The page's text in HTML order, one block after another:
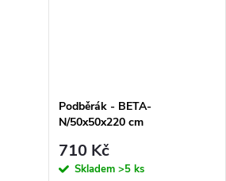
Podběrák - BETA-
N/50x50x220 cm
710 Kč
Skladem >5 ks